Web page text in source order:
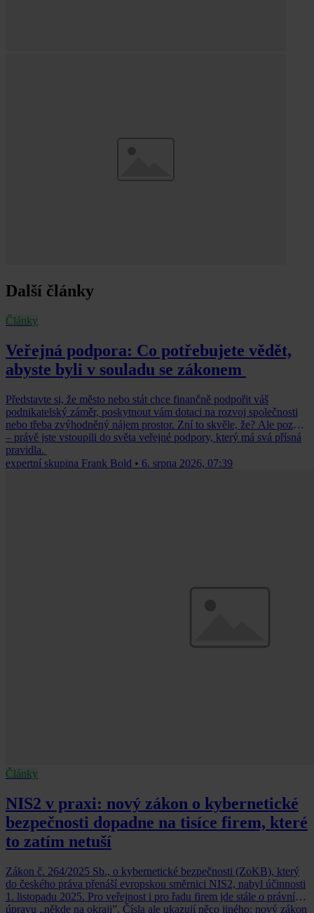
Další články
Články
Veřejná podpora: Co potřebujete vědět,
abyste byli v souladu se zákonem
Představte si, že město nebo stát chce finančně podpořit váš
podnikatelský záměr, poskytnout vám dotaci na rozvoj společnosti
nebo třeba zvýhodněný nájem prostor. Zní to skvěle, že? Ale pozor
– právě jste vstoupili do světa veřejné podpory, který má svá přísná
pravidla.
expertní skupina Frank Bold • 6. srpna 2026, 07:39
Články
NIS2 v praxi: nový zákon o kybernetické
bezpečnosti dopadne na tisíce firem, které
to zatím netuší
Zákon č. 264/2025 Sb., o kybernetické bezpečnosti (ZoKB), který
do českého práva přenáší evropskou směrnici NIS2, nabyl účinnosti
1. listopadu 2025. Pro veřejnost i pro řadu firem jde stále o právní
úpravu „někde na okraji”. Čísla ale ukazují něco jiného: nový zákon